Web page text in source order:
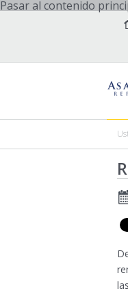
Pasar al contenido